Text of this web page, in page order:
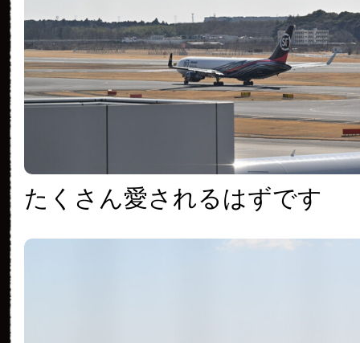
たくさん愛されるはずです